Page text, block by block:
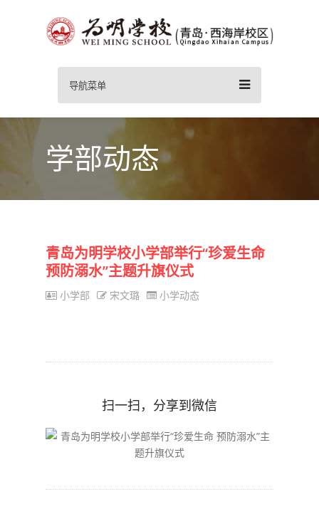
导航菜单
学部动态
青岛为明学校小学部举行“珍爱生命
预防溺水”主题升旗仪式
小学部 宋文璐 小学动态
扫一扫，分享到微信